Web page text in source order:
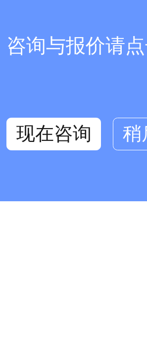
咨询与报价请
现在咨询 稍